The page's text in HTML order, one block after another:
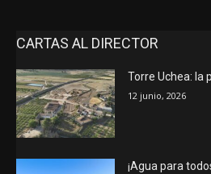
CARTAS AL DIRECTOR
Torre Uchea: la
12 junio, 2026
¡Agua para